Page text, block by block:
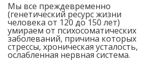
Мы все преждевременно
(генетический ресурс жизни
человека от 120 до 150 лет)
умираем от психосоматических
заболеваний, причина которых
стрессы, хроническая усталость,
ослабленная нервная система.